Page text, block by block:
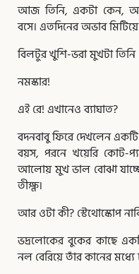
আজ তিনি, একটা কেন,
বসে। এতদিনের অভাব
বিলটুর খুশি-ভরা মুখটা
নমস্কার!
এই রে! এখানেও ব্যাঘাত?
বদনবাবু ফিরে দেখলেন
বয়স, পরনে খয়েরি কোট-
আলোয় মুখ ভাল বোঝা যাচ্ছে
তীক্ষ্ণ।
আর ওটা কী? স্টেথোস্কোপ
ভদ্রলোকের বুকের কাছে
নল বেরিয়ে তাঁর কানের মধ্যে